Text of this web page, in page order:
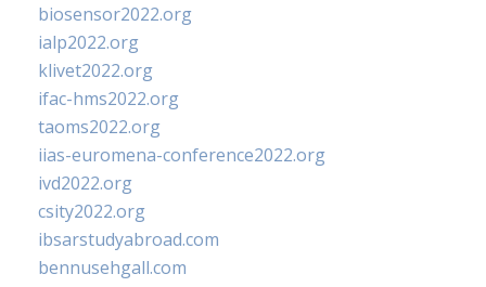
biosensor2022.org
ialp2022.org
klivet2022.org
ifac-hms2022.org
taoms2022.org
iias-euromena-conference2022.org
ivd2022.org
csity2022.org
ibsarstudyabroad.com
bennusehgall.com